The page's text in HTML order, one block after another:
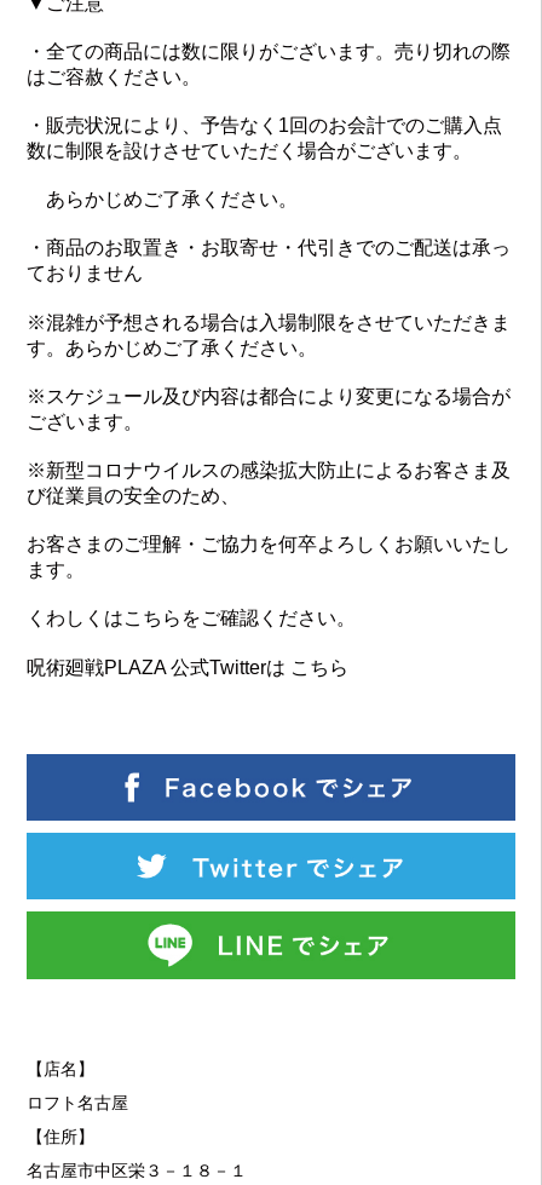
・全ての商品には数に限りがございます。売り切れの際
はご容赦ください。
・販売状況により、予告なく1回のお会計でのご購入点
数に制限を設けさせていただく場合がございます。
あらかじめご了承ください。
・商品のお取置き・お取寄せ・代引きでのご配送は承っ
ておりません
※混雑が予想される場合は入場制限をさせていただきま
す。あらかじめご了承ください。
※スケジュール及び内容は都合により変更になる場合が
ございます。
※新型コロナウイルスの感染拡大防止によるお客さま及
び従業員の安全のため、
お客さまのご理解・ご協力を何卒よろしくお願いいたし
ます。
くわしくはこちら をご確認ください。
呪術廻戦PLAZA 公式Twitterは こちら
【店名】
ロフト名古屋
【住所】
名古屋市中区栄３－１８－１